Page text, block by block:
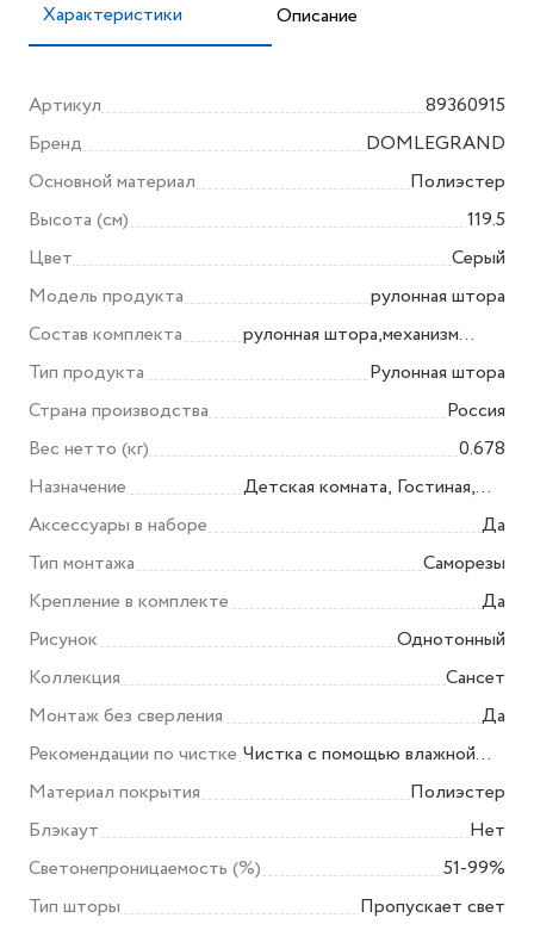
Характеристики Описание
Артикул
89360915
Бренд
DOMLEGRAND
Основной материал
Полиэстер
Высота (см)
119.5
Цвет
Серый
Модель продукта
рулонная штора
Состав комплекта
рулонная штора,механизм
кронштейн,двусторонний
скотч для крепления боковых
кронштейнов(навесных
кронштейнов),металлическая
пластинка к магниту
самоклеющаяся,саморез,дюбель
Тип продукта
Рулонная штора
Страна производства
Россия
Вес нетто (кг)
0.678
Назначение
Детская комната, Гостиная,
Аксессуары в наборе
Да
Тип монтажа
Саморезы
Крепление в комплекте
Да
Рисунок
Однотонный
Коллекция
Сансет
Монтаж без сверления
Да
Рекомендации по чистке Чистка с помощью влажной
Материал покрытия
Полиэстер
Блэкаут
Нет
Светонепроницаемость (%)
51-99%
Тип шторы
Пропускает свет